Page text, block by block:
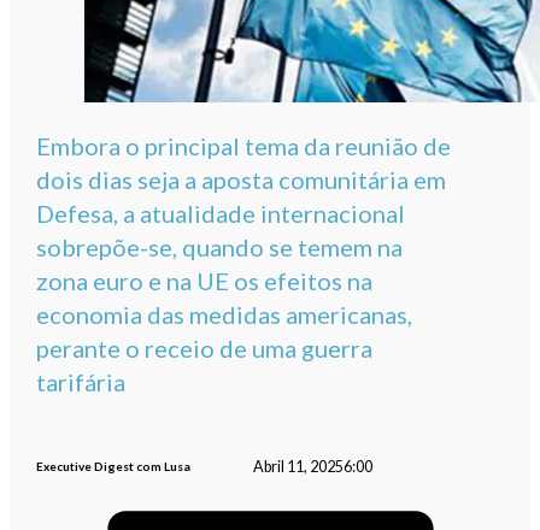
Embora o principal tema da reunião de
dois dias seja a aposta comunitária em
Defesa, a atualidade internacional
sobrepõe-se, quando se temem na
zona euro e na UE os efeitos na
economia das medidas americanas,
perante o receio de uma guerra
tarifária
Executive Digest com Lusa Abril 11, 20256:00